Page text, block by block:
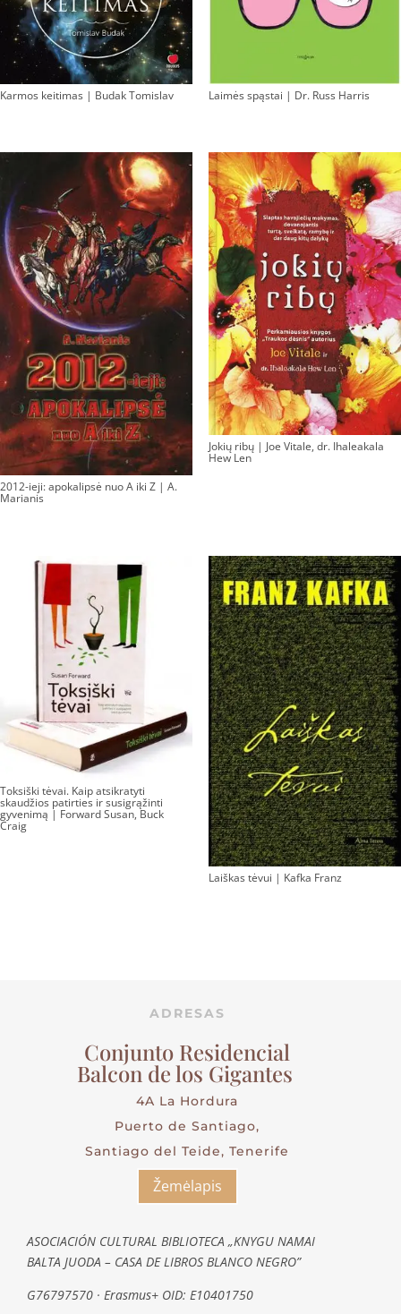
Karmos keitimas | Budak Tomislav Laimės spąstai | Dr. Russ Harris
2012-ieji: apokalipsė nuo A iki Z | A.
Marianis
Jokių ribų | Joe Vitale, dr. Ihaleakala
Hew Len
Toksiški tėvai. Kaip atsikratyti
skaudžios patirties ir susigrąžinti
gyvenimą | Forward Susan, Buck
Craig
Laiškas tėvui | Kafka Franz
ADRESAS
Conjunto Residencial
Balcon de los Gigantes
4A La Hordura
Puerto de Santiago,
Santiago del Teide, Tenerife
Žemėlapis
ASOCIACIÓN CULTURAL BIBLIOTECA „KNYGU NAMAI
BALTA JUODA – CASA DE LIBROS BLANCO NEGRO”
G76797570 · Erasmus+ OID: E10401750